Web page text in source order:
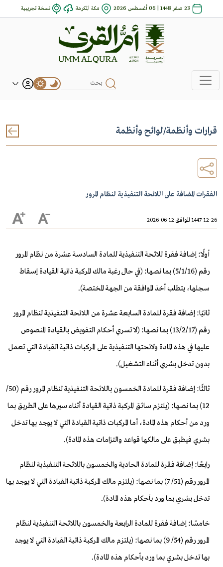
23 صفر 1448 | 06 أغسطس 2026 مكة المكرمة نسخة تجريبية
قرارات وأنظمة/لوائح وأنظمة
الفقرات المضافة على اللائحة التنفيذية لنظام المرور
1447-12-26 الموافق 12-06-2026
أولًا: إضافة فقرة للائحة التنفيذية للمادة السادسة عشرة من نظام المرور
رقم (16/‏1‏/5) بما نصها: (في حال رغبة مالك المركبة ذاتية القيادة إسقاط
سجلها، يتطلب أخذ الموافقة من الجهة المختصة).
ثانيًا: إضافة فقرة للمادة السابعة عشرة من اللائحة التنفيذية لنظام المرور
رقم (17/‏2‏/13) بما نصها: (لا تسري أحكام التفويض بالقيادة المنصوص
عليها في هذه المادة ولائحتها التنفيذية على المركبات ذاتية القيادة التي تعمل
بدون تدخل بشري أثناء التشغيل).
ثالثًا: إضافة فقرة للمادة الخمسون باللائحة التنفيذية لنظام المرور رقم (50/
12) بما نصها: (يلتزم سائق المركبة ذاتية القيادة أثناء سيرها على الطريق بما
ورد من أحكام هذه المادة، أما المركبات ذاتية القيادة التي لا يوجد بها تدخل
بشري فيطبق على مالكها قواعد والتزامات هذه المادة).
رابعًا: إضافة فقرة للمادة الحادية والخمسون باللائحة التنفيذية لنظام
المرور رقم (51/ 7) بما نصها: (يلتزم مالك المركبة ذاتية القيادة التي لا يوجد بها
تدخل بشري بما ورد بأحكام هذه المادة).
خامسًا: إضافة فقرة للمادة الرابعة والخمسون باللائحة التنفيذية لنظام
المرور رقم (54/ 9) بما نصها: (يلتزم مالك المركبة ذاتية القيادة التي لا يوجد
بها تدخل بشري بما ورد بأحكام هذه المادة).